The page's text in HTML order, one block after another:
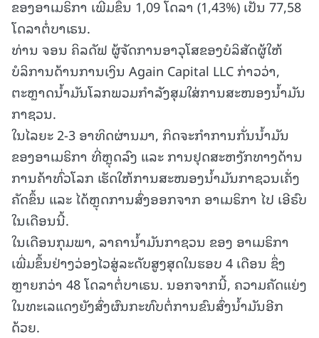
ຂອງອາເມຣິກາ ເພີ່ມຂຶ້ນ 1,09 ໂດລາ (1,43%) ເປັນ 77,58
ໂດລາຕໍ່ບາເຣນ.
ທ່ານ ຈອນ ຄິລດັຟ ຜູ້ຈັດການອາວຸໂສຂອງບໍລິສັດຜູ້ໃຫ້
ບໍລິການດ້ານການເງິນ Again Capital LLC ກ່າວວ່າ,
ຕະຫຼາດນໍ້າມັນໂລກພວມກໍາລັງສຸມໃສ່ການສະໜອງນໍ້າມັນ
ກາຊວນ.
ໃນໄລຍະ 2-3 ອາທິດຜ່ານມາ, ກິດຈະກຳການກັ່ນນ້ຳມັນ
ຂອງອາເມຣິກາ ທີ່ຫຼຸດລົງ ແລະ ການຢຸດສະຫງັກທາງດ້ານ
ການຄ້າທົ່ວໂລກ ເຮັດໃຫ້ການສະໜອງນ້ຳມັນກາຊວນເຄັ່ງ
ຄັດຂຶ້ນ ແລະ ໄດ້ຫຼຸດການສົ່ງອອກຈາກ ອາເມຣິກາ ໄປ ເອີຣົບ
ໃນເດືອນນີ້.
ໃນເດືອນກຸມພາ, ລາຄານ້ຳມັນກາຊວນ ຂອງ ອາເມຣິກາ
ເພີ່ມຂຶ້ນຢ່າງວ່ອງໄວສູ່ລະດັບສູງສຸດໃນຮອບ 4 ເດືອນ ຊຶ່ງ
ຫຼາຍກວ່າ 48 ໂດລາຕໍ່ບາເຣນ. ນອກຈາກນີ້, ຄວາມຄັດແຍ່ງ
ໃນທະເລແດງຍັງສົ່ງຜົນກະທົບຕໍ່ການຂົນສົ່ງນ້ຳມັນອີກ
ດ້ວຍ.